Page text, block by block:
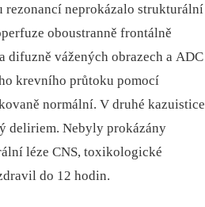
rezonancí neprokázalo strukturální
oboustranně frontálně
difuzně vážených obrazech a ADC
krevního průtoku pomocí
normální. V druhé kazuistice
deliriem. Nebyly prokázány
léze CNS, toxikologické
do 12 hodin.